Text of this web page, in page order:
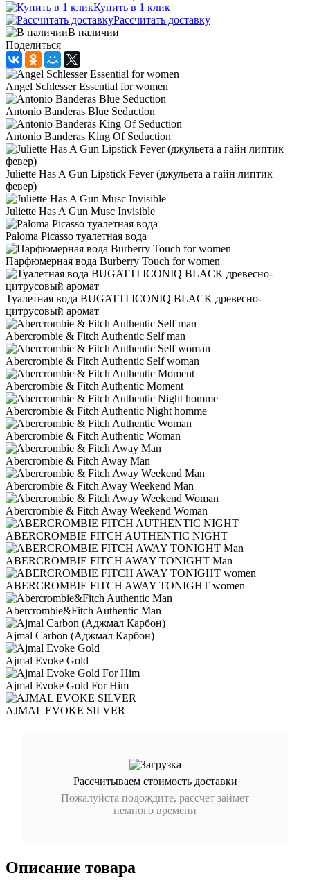
Купить в 1 клик
Рассчитать доставку
В наличии
Поделиться
Angel Schlesser Essential for women
Antonio Banderas Blue Seduction
Antonio Banderas King Of Seduction
Juliette Has A Gun Lipstick Fever (джульета а гайн липтик
февер)
Juliette Has A Gun Musc Invisible
Paloma Picasso туалетная вода
Парфюмерная вода Burberry Touch for women
Туалетная вода BUGATTI ICONIQ BLACK древесно-
цитрусовый аромат
Abercrombie & Fitch Authentic Self man
Abercrombie & Fitch Authentic Self woman
Abercrombie & Fitch Authentic Moment
Abercrombie & Fitch Authentic Night homme
Abercrombie & Fitch Authentic Woman
Abercrombie & Fitch Away Man
Abercrombie & Fitch Away Weekend Man
Abercrombie & Fitch Away Weekend Woman
ABERCROMBIE FITCH AUTHENTIC NIGHT
ABERCROMBIE FITCH AWAY TONIGHT Man
ABERCROMBIE FITCH AWAY TONIGHT women
Abercrombie&Fitch Authentic Man
Ajmal Carbon (Аджмал Карбон)
Ajmal Evoke Gold
Ajmal Evoke Gold For Him
AJMAL EVOKE SILVER
Рассчитываем стоимость доставки
Пожалуйста подождите, рассчет займет
немного времени
Описание товара